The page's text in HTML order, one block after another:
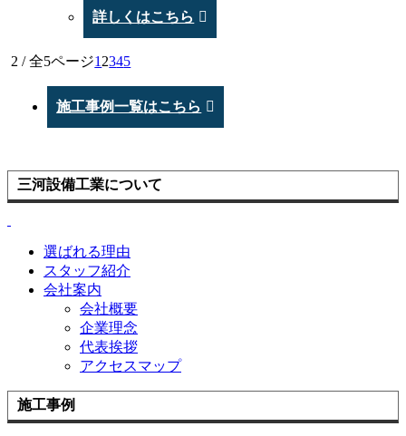
詳しくはこちら
2 / 全5ページ1 2345
施工事例一覧はこちら
三河設備工業について
選ばれる理由
スタッフ紹介
会社案内
会社概要
企業理念
代表挨拶
アクセスマップ
施工事例